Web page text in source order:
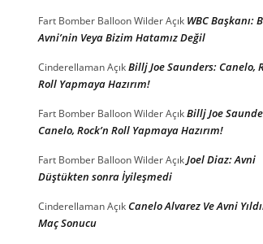
Fart Bomber Balloon WilderAçık WBC Başkanı:
Avni’nin Veya Bizim Hatamız Değil
CinderellamanAçıkBillj Joe Saunders: Canelo,
Roll Yapmaya Hazırım!
Fart Bomber Balloon WilderAçıkBillj Joe
Canelo, Rock’n Roll Yapmaya Hazırım!
Fart Bomber Balloon WilderAçıkJoel Diaz: Avni
Düştükten sonra İyileşmedi
CinderellamanAçıkCanelo Alvarez Ve Avni
Maç Sonucu